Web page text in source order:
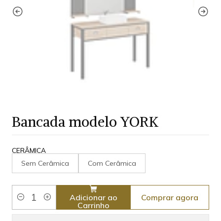
Bancada modelo YORK
CERÂMICA
Sem Cerâmica Com Cerâmica
Quantidade
Adicionar ao
Carrinho
Comprar agora